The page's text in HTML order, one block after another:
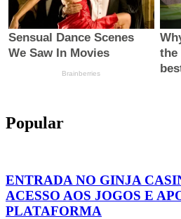
Popular
ENTRADA NO GINJA
ACESSO AOS JOGOS E
PLATAFORMA